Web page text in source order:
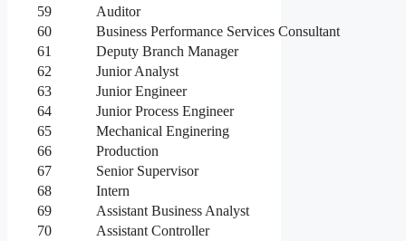
59
Auditor
60
Business Performance Services Consultant
61
Deputy Branch Manager
62
Junior Analyst
63
Junior Engineer
64
Junior Process Engineer
65
Mechanical Enginering
66
Production
67
Senior Supervisor
68
Intern
69
Assistant Business Analyst
70
Assistant Controller